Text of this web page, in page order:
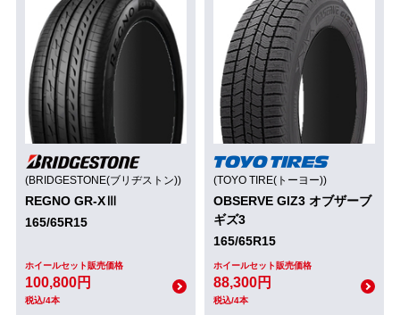
(BRIDGESTONE(ブリヂストン))
REGNO GR-XⅢ
165/65R15
ホイールセット販売価格
100,800円
税込/4本
(TOYO TIRE(トーヨー))
OBSERVE GIZ3 オブザーブ
ギズ3
165/65R15
ホイールセット販売価格
88,300円
税込/4本